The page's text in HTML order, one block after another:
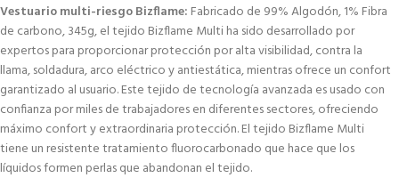
Vestuario multi-riesgo Bizflame: Fabricado de 99% Algodón, 1% Fibra
de carbono, 345g, el tejido Bizflame Multi ha sido desarrollado por
expertos para proporcionar protección por alta visibilidad, contra la
llama, soldadura, arco eléctrico y antiestática, mientras ofrece un confort
garantizado al usuario. Este tejido de tecnología avanzada es usado con
confianza por miles de trabajadores en diferentes sectores, ofreciendo
máximo confort y extraordinaria protección. El tejido Bizflame Multi
tiene un resistente tratamiento fluorocarbonado que hace que los
líquidos formen perlas que abandonan el tejido.